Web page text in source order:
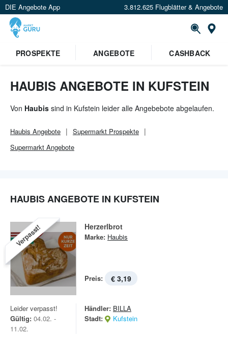
DIE Angebote App 3.812.625 Flugblätter & Angebote
PROSPEKTE ANGEBOTE CASHBACK
HAUBIS ANGEBOTE IN KUFSTEIN
Von Haubis sind in Kufstein leider alle Angebebote abgelaufen.
Haubis Angebote Supermarkt Prospekte
Supermarkt Angebote
HAUBIS ANGEBOTE IN KUFSTEIN
Verpasst! Herzerlbrot
Marke: Haubis
Preis: € 3,19
Leider verpasst!
Gültig: 04.02. -
11.02.
Händler: BILLA
Stadt:
Kufstein